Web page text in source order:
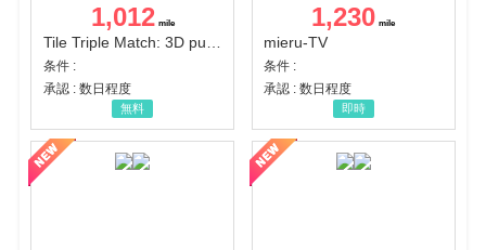
1,012
Tile Triple Match: 3D puzzle
条件 :
承認 : 数日程度
無料
1,230
mieru-TV
条件 :
承認 : 数日程度
即時